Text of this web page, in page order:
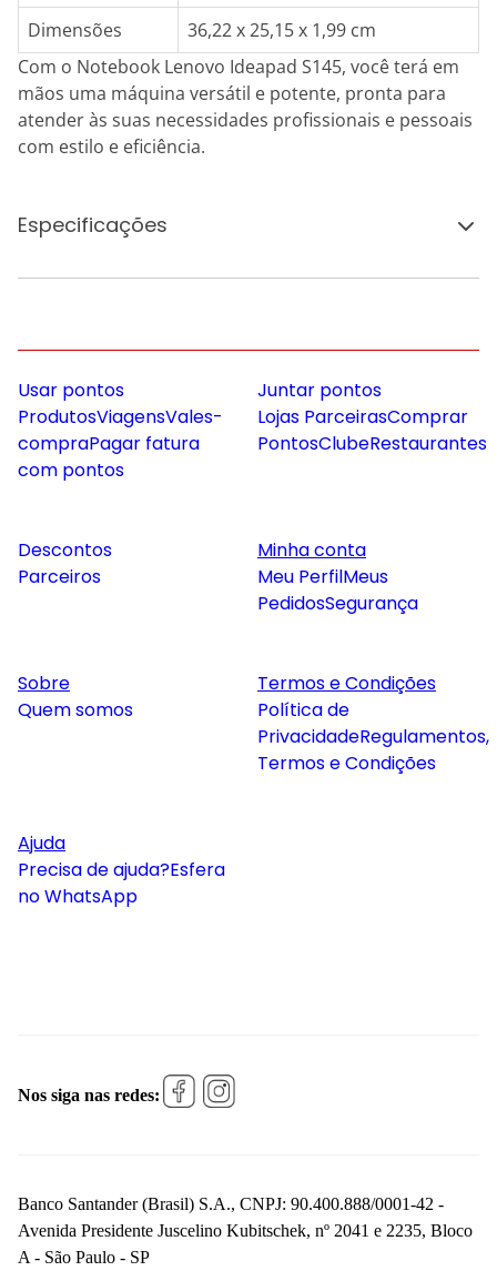
Dimensões
36,22 x 25,15 x 1,99 cm
Com o Notebook Lenovo Ideapad S145, você terá em
mãos uma máquina versátil e potente, pronta para
atender às suas necessidades profissionais e pessoais
com estilo e eficiência.
Especificações
Usar pontos
ProdutosViagensVales-
compraPagar fatura
com pontos
Juntar pontos
Lojas ParceirasComprar
PontosClubeRestaurantes
Descontos
Parceiros
Minha conta
Meu PerfilMeus
PedidosSegurança
Sobre
Quem somos
Termos e Condições
Política de
PrivacidadeRegulamentos,
Termos e Condições
Ajuda
Precisa de ajuda?Esfera
no WhatsApp
Nos siga nas redes:
Banco Santander (Brasil) S.A., CNPJ: 90.400.888/0001-42 -
Avenida Presidente Juscelino Kubitschek, nº 2041 e 2235, Bloco
A - São Paulo - SP